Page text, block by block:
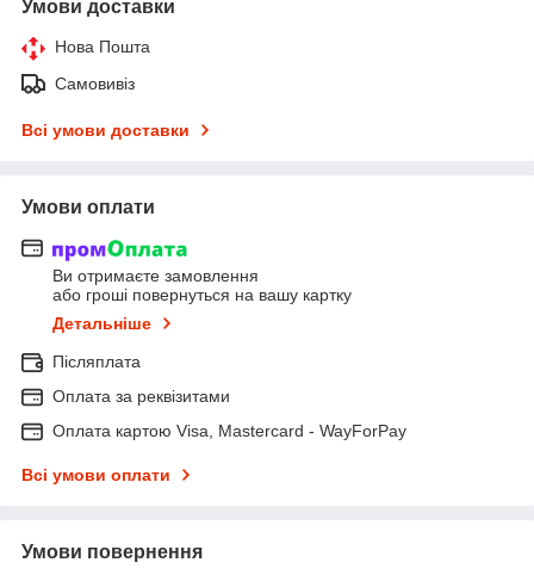
Умови доставки
Нова Пошта
Самовивіз
Всі умови доставки
Умови оплати
Ви отримаєте замовлення
або гроші повернуться на вашу картку
Детальніше
Післяплата
Оплата за реквізитами
Оплата картою Visa, Mastercard - WayForPay
Всі умови оплати
Умови повернення